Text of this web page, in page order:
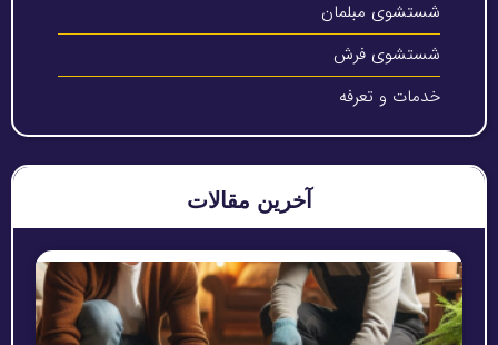
شستشوی مبلمان
شستشوی فرش
خدمات و تعرفه
آخرین مقالات